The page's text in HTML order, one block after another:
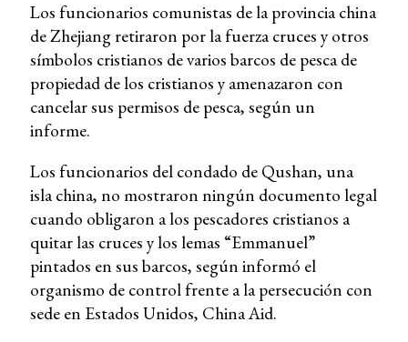
Los funcionarios comunistas de la provincia china
de Zhejiang retiraron por la fuerza cruces y otros
símbolos cristianos de varios barcos de pesca de
propiedad de los cristianos y amenazaron con
cancelar sus permisos de pesca, según un
informe.
Los funcionarios del condado de Qushan, una
isla china, no mostraron ningún documento legal
cuando obligaron a los pescadores cristianos a
quitar las cruces y los lemas “Emmanuel”
pintados en sus barcos, según informó el
organismo de control frente a la persecución con
sede en Estados Unidos, China Aid.